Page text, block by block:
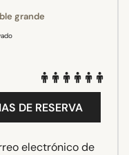
grande
DE RESERVA
electrónico de